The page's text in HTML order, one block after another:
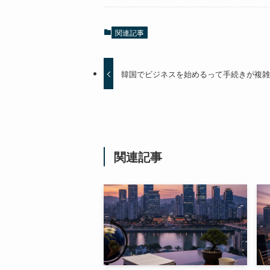
関連記事
韓国でビジネスを始めるって手続きが複雑
関連記事